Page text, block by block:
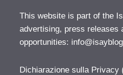
This website is part of the
advertising, press releases
opportunities:
Dichiarazione sulla Privacy